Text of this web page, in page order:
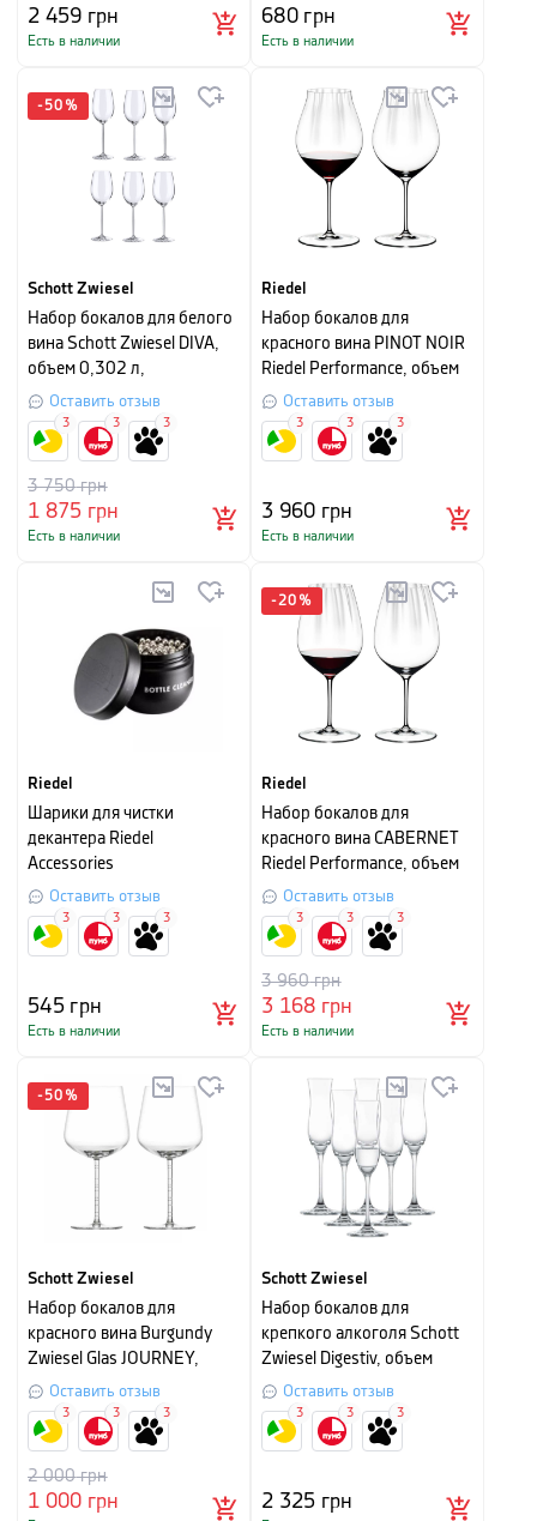
2 459 грн
Есть в наличии
680грн
Есть в наличии
-50 %
Schott Zwiesel
Набор бокалов для белого
вина Schott Zwiesel DIVA,
объем 0,302 л,
прозрачный, 6 штук
Оставить отзыв
1 875 грн
3 750грн
Есть в наличии
3 3 3
Riedel
Набор бокалов для
красного вина PINOT NOIR
Riedel Performance, объем
0,83 л, прозрачный, 2
штуки
Оставить отзыв
3 960 грн
Есть в наличии
3 3 3
Riedel
Шарики для чистки
декантера Riedel
Accessories
Оставить отзыв
545грн
Есть в наличии
3 3 3
-20 %
Riedel
Hабор бокалов для
красного вина CABERNET
Riedel Performance, объем
0,834 л, прозрачный, 2
штуки
Оставить отзыв
3 168 грн
3 960грн
Есть в наличии
3 3 3
-50 %
Schott Zwiesel
Набор бокалов для
красного вина Burgundy
Zwiesel Glas JOURNEY,
объем 0,805 л,
прозрачный, 2 штуки
Оставить отзыв
1 000 грн
2 000грн
3 3 3
Schott Zwiesel
Набор бокалов для
крепкого алкоголя Schott
Zwiesel Digestiv, объем
0,064 л, прозрачный, 6
штук
Оставить отзыв
2 325 грн
3 3 3